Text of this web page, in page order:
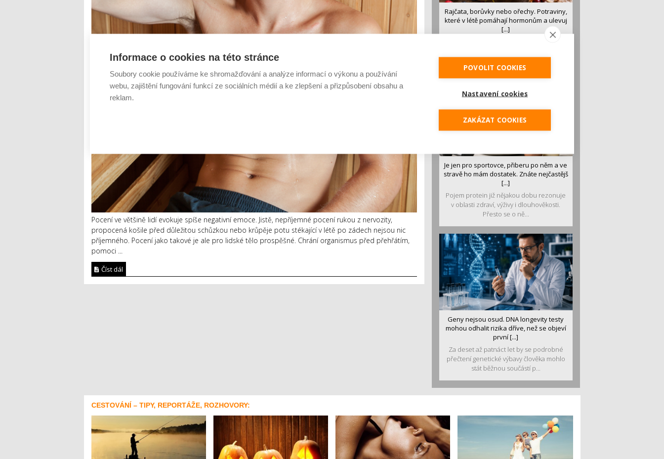
Pocení ve většině lidí evokuje spíše negativní emoce. Jistě, nepříjemné pocení rukou z nervozity,
propocená košile před důležitou schůzkou nebo krůpěje potu stékající v létě po zádech nejsou nic
příjemného. Pocení jako takové je ale pro lidské tělo prospěšné. Chrání organismus před přehřátím,
pomoci ...
Číst dál
Rajčata, borůvky nebo ořechy. Potraviny,
které v létě pomáhají hormonům a ulevuj
[...]
luštěniny jsou práv...
Je jen pro sportovce, přiberu po něm a ve
stravě ho mám dostatek. Znáte nejčastějš
[...]
Pojem protein již nějakou dobu rezonuje
v oblasti zdraví, výživy i dlouhověkosti.
Přesto se o ně...
Geny nejsou osud. DNA longevity testy
mohou odhalit rizika dříve, než se objeví
první [...]
Za deset až patnáct let by se podrobné
přečtení genetické výbavy člověka mohlo
stát běžnou součástí p...
CESTOVÁNÍ – TIPY, REPORTÁŽE, ROZHOVORY:
Informace o cookies na této stránce
Soubory cookie používáme ke shromažďování a analýze informací o výkonu a používání
webu, zajištění fungování funkcí ze sociálních médií a ke zlepšení a přizpůsobení obsahu a
reklam.
POVOLIT COOKIES
Nastavení cookies
ZAKÁZAT COOKIES